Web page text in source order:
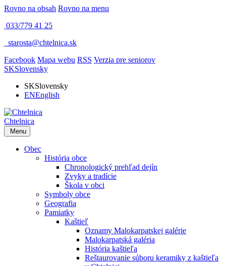
Rovno na obsah Rovno na menu
033/779 41 25
starosta@chtelnica.sk
Facebook Mapa webu RSS Verzia pre seniorov
SKSlovensky
SKSlovensky
ENEnglish
Chtelnica
Menu
Obec
História obce
Chronologický prehľad dejín
Zvyky a tradície
Škola v obci
Symboly obce
Geografia
Pamiatky
Kaštieľ
Oznamy Malokarpatskej galérie
Malokarpatská galéria
História kaštieľa
Reštaurovanie súboru keramiky z kaštieľa